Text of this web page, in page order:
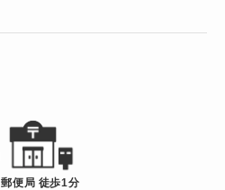
郵便局 徒歩1分